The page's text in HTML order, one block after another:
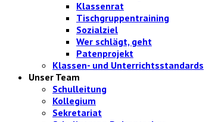
Klassenrat
Tischgruppentraining
Sozialziel
Wer schlägt, geht
Patenprojekt
Klassen- und Unterrichtsstandards
Unser Team
Schulleitung
Kollegium
Sekretariat